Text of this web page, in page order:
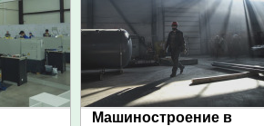
Машиностроение в